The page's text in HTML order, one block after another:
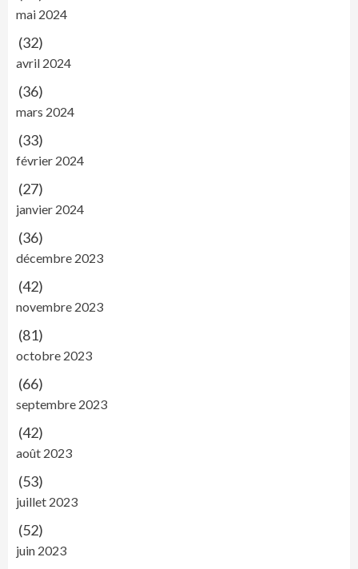
mai 2024
(32)
avril 2024
(36)
mars 2024
(33)
février 2024
(27)
janvier 2024
(36)
décembre 2023
(42)
novembre 2023
(81)
octobre 2023
(66)
septembre 2023
(42)
août 2023
(53)
juillet 2023
(52)
juin 2023